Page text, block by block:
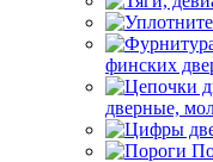
финских
дверные,